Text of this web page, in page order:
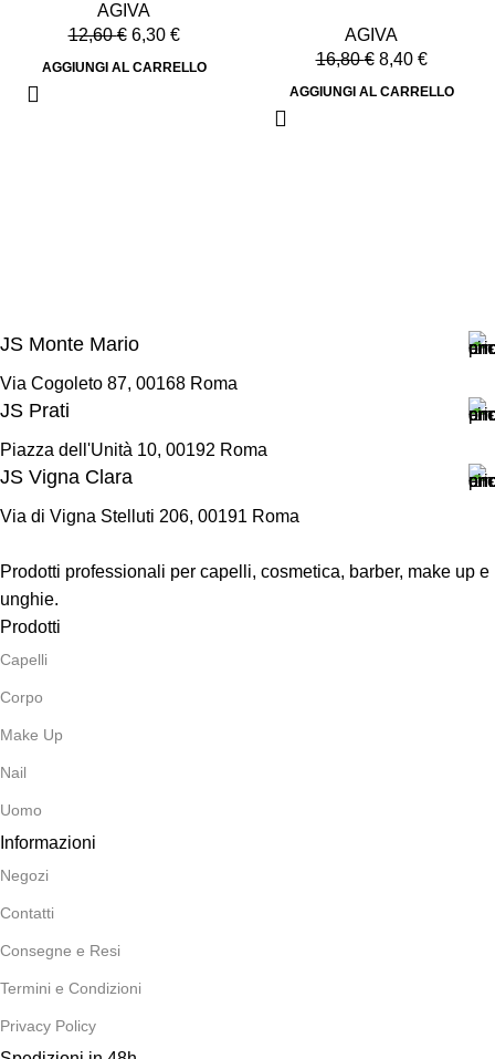
AGIVA
12,60€ 6,30 €
AGGIUNGI AL CARRELLO
AGIVA
16,80€ 8,40 €
AGGIUNGI AL CARRELLO
JS Monte Mario
Via Cogoleto 87, 00168 Roma
JS Prati
Piazza dell'Unità 10, 00192 Roma
JS Vigna Clara
Via di Vigna Stelluti 206, 00191 Roma
Prodotti professionali per capelli, cosmetica, barber, make up e
unghie.
Prodotti
Capelli
Corpo
Make Up
Nail
Uomo
Informazioni
Negozi
Contatti
Consegne e Resi
Termini e Condizioni
Privacy Policy